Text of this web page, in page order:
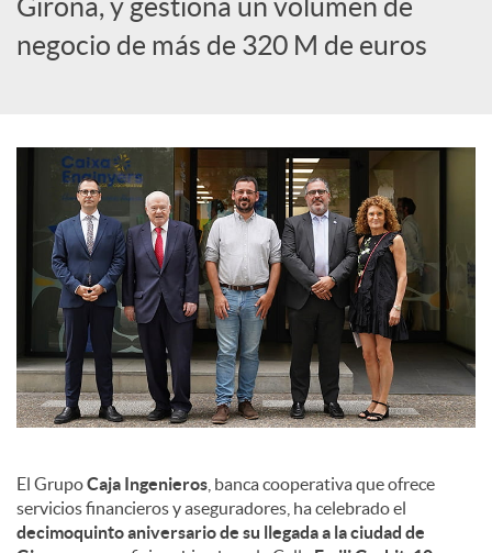
c
e
s
Girona, y gestiona un volumen de
negocio de más de 320 M de euros
El GrupoCaja Ingenieros , banca cooperativa que ofrece
servicios financieros y aseguradores, ha celebrado el
decimoquinto aniversario de su llegada a la ciudad de